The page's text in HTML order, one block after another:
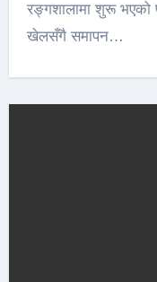
रङ्गशालामा शुरू भएको
खेलसँगै समापन…